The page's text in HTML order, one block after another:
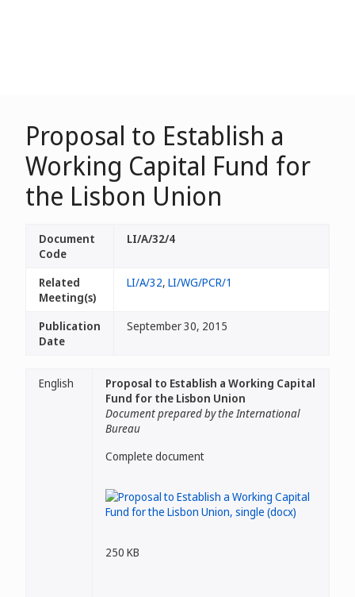
Proposal to Establish a
Working Capital Fund for
the Lisbon Union
Document
Code
LI/A/32/4
Related
Meeting(s)
LI/A/32, LI/WG/PCR/1
Publication
Date
September 30, 2015
English
Proposal to Establish a Working Capital
Fund for the Lisbon Union
Document prepared by the International
Bureau
Complete document
250 KB